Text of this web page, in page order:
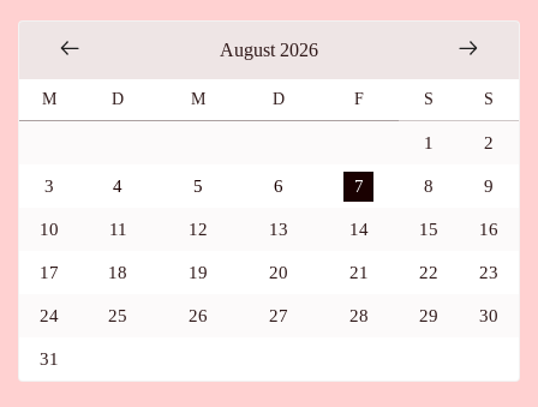
August 2026
M D M D F S S
1 2
3 4 5 6 7 8 9
10 11 12 13 14 15 16
17 18 19 20 21 22 23
24 25 26 27 28 29 30
31